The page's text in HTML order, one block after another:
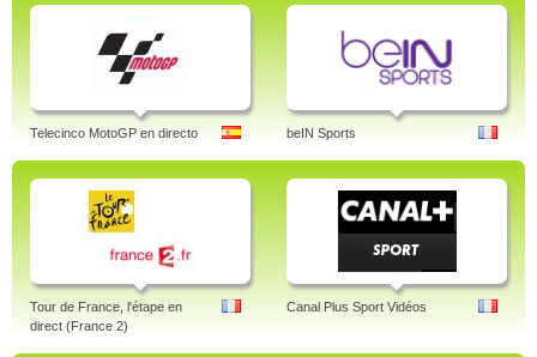
Telecinco MotoGP en directo beIN Sports
Tour de France, l'étape en
direct (France 2)
Canal Plus Sport Vidéos